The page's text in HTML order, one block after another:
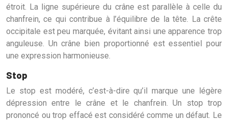
étroit. La ligne supérieure du crâne est parallèle à celle du
chanfrein, ce qui contribue à l’équilibre de la tête. La crête
occipitale est peu marquée, évitant ainsi une apparence trop
anguleuse. Un crâne bien proportionné est essentiel pour
une expression harmonieuse.
Stop
Le stop est modéré, c’est-à-dire qu’il marque une légère
dépression entre le crâne et le chanfrein. Un stop trop
prononcé ou trop effacé est considéré comme un défaut. Le